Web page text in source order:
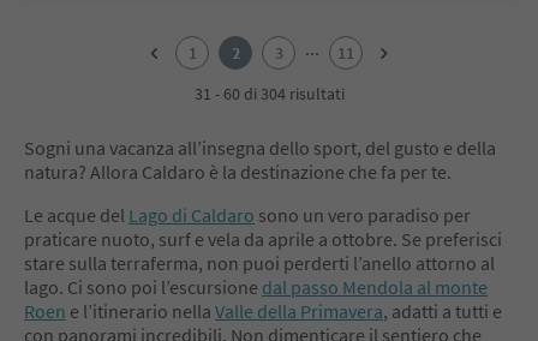
10
11
1 2 3 ...
11
31 - 60 di 304 risultati
Sogni una vacanza all’insegna dello sport, del gusto e della
natura? Allora Caldaro è la destinazione che fa per te.
Le acque del Lago di Caldaro sono un vero paradiso per
praticare nuoto, surf e vela da aprile a ottobre. Se preferisci
stare sulla terraferma, non puoi perderti l’anello attorno al
lago. Ci sono poi l’escursione dal passo Mendola al monte
Roen e l’itinerario nella Valle della Primavera, adatti a tutti e
con panorami incredibili. Non dimenticare il sentiero che